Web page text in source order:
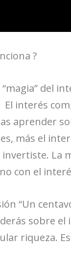
?
del
interés
aprender
más el
La
con el
“Un
sobre el
riqueza.